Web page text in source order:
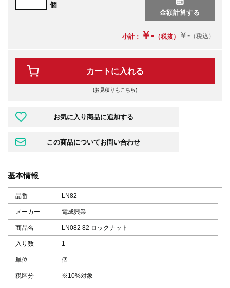
個
小計： ￥- （税抜） ￥- （税込）
カートに入れる
(お見積りもこちら)
基本情報
品番 LN82
メーカー 電成興業
商品名 LN082 82 ロックナット
入り数 1
単位 個
税区分 ※10%対象